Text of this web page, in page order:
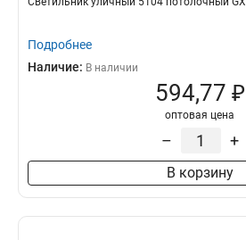
Подробнее
Наличие: В наличии
594,77 ₽
оптовая цена
– +
В корзину